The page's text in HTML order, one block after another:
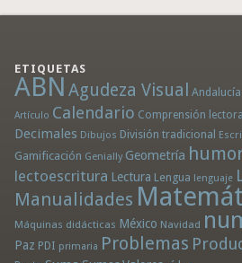
ETIQUETAS
ABN Agudeza Visual Andalucía
Artículo Calendario Comprensión lectora
Decimales Dibujos División tradicional
Gamificación Genially Geometría
lectoescritura Lectura Lengua lenguaje
Manualidades
Máquinas didácticas México Navidad
Paz PDI primaria Problemas